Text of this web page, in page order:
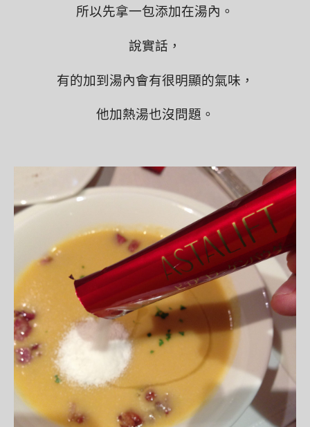
所以先拿一包添加在湯內。
說實話，
有的加到湯內會有很明顯的氣味，
他加熱湯也沒問題。